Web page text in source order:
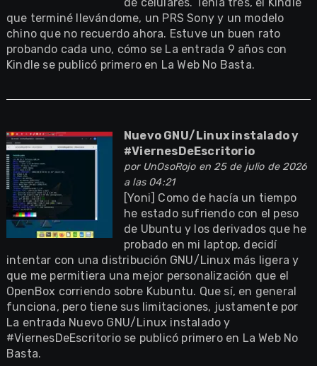
que terminé llevándome, un PRS Sony y un modelo
chino que no recuerdo ahora. Estuve un buen rato
probando cada uno, cómo se La entrada 9 años con
Kindle se publicó primero en La Web No Basta.
Nuevo GNU/Linux instalado y
#ViernesDeEscritorio
por UnOsoRojoen 25 de julio de 2026
a las 04:21
[Yoni] Como de hacía un tiempo
he estado sufriendo con el peso
de Ubuntu y los derivados que he
probado en mi laptop, decidí
intentar con una distribución GNU/Linux más ligera y
que me permitiera una mejor personalización que el
OpenBox corriendo sobre Kubuntu. Que sí, en general
funciona, pero tiene sus limitaciones, justamente por
La entrada Nuevo GNU/Linux instalado y
#ViernesDeEscritorio se publicó primero en La Web No
Basta.